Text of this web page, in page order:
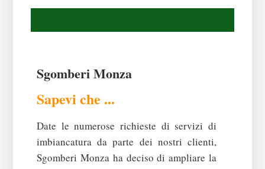
Sgomberi Monza
Sapevi che ...
Date le numerose richieste di servizi di
imbiancatura da parte dei nostri clienti,
Sgomberi Monza ha deciso di ampliare la